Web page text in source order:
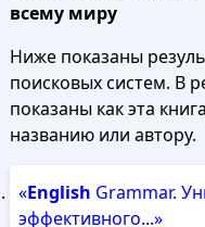
всему миру
Ниже показаны
поисковых систем. В
показаны как эта
названию или автору.
«English Grammar.
эффективного...»